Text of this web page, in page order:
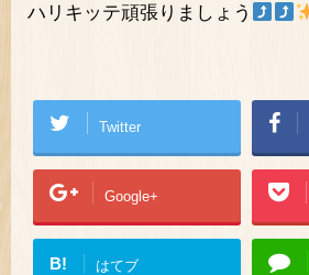
ハリキッテ頑張りましょう
Twitter
Google+
B! はてブ